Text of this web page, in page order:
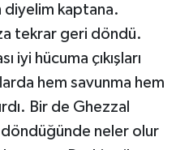
diyelim kaptana.
tekrar geri döndü.
iyi hücuma çıkışları
hem savunma hem
Bir de Ghezzal
döndüğünde neler olur